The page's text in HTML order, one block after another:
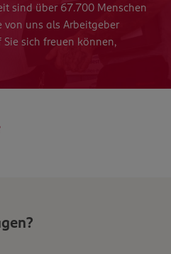
sind über 67.700 Menschen
von uns als Arbeitgeber
sich freuen können,